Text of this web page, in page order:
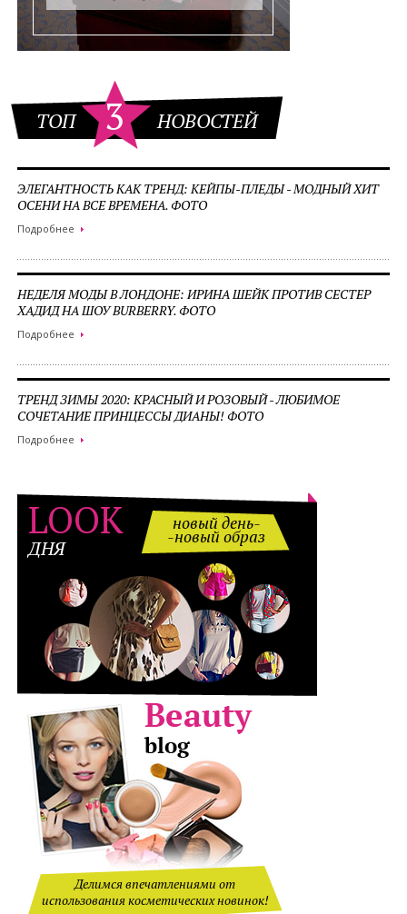
ТОП 3 НОВОСТЕЙ
ЭЛЕГАНТНОСТЬ КАК ТРЕНД: КЕЙПЫ-ПЛЕДЫ - МОДНЫЙ ХИТ
ОСЕНИ НА ВСЕ ВРЕМЕНА. ФОТО
Подробнее
НЕДЕЛЯ МОДЫ В ЛОНДОНЕ: ИРИНА ШЕЙК ПРОТИВ СЕСТЕР
ХАДИД НА ШОУ BURBERRY. ФОТО
Подробнее
ТРЕНД ЗИМЫ 2020: КРАСНЫЙ И РОЗОВЫЙ - ЛЮБИМОЕ
СОЧЕТАНИЕ ПРИНЦЕССЫ ДИАНЫ! ФОТО
Подробнее
LOOK
ДНЯ
новый день-
-новый образ
Делимся впечатлениями от
использования косметических новинок!